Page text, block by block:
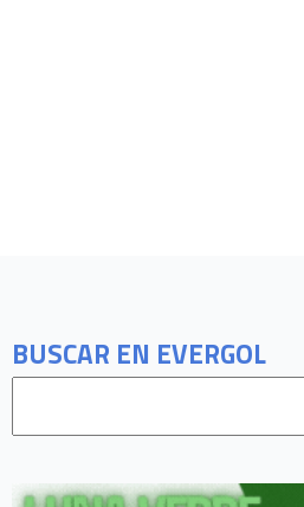
BUSCAR EN EVERGOL